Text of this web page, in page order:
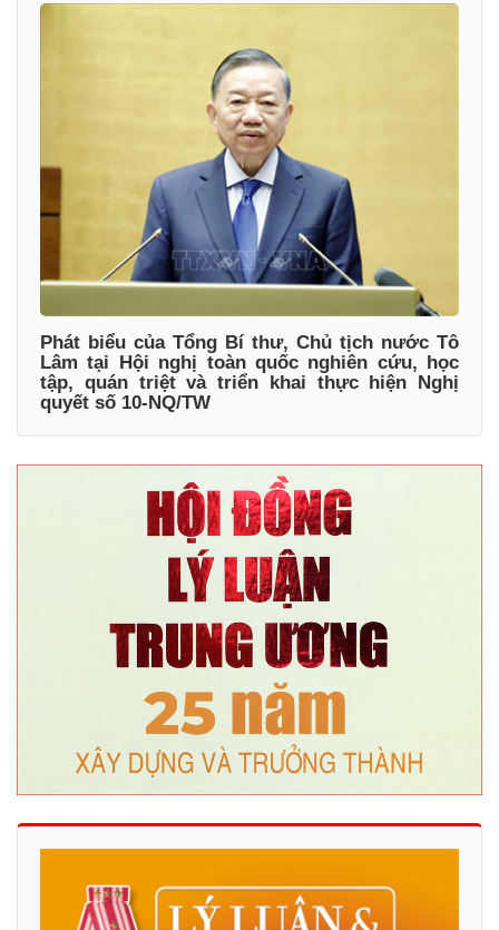
Phát biểu của Tổng Bí thư, Chủ tịch nước Tô
Lâm tại Hội nghị toàn quốc nghiên cứu, học
tập, quán triệt và triển khai thực hiện Nghị
quyết số 10-NQ/TW